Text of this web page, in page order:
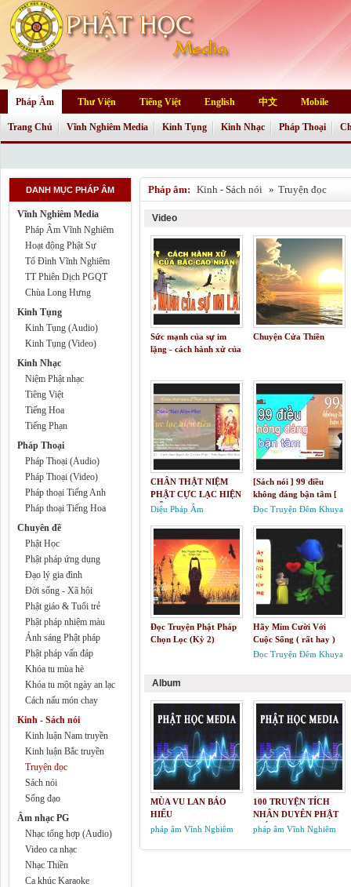
Pháp Âm Thư Viện Tiếng Việt English 中文 Mobile
Trang Chủ Vĩnh Nghiêm Media Kinh Tụng Kinh Nhạc Pháp Thoại
DANH MỤC PHÁP ÂM
Vĩnh Nghiêm Media
Pháp Âm Vĩnh Nghiêm
Hoạt động Phật Sự
Tổ Đình Vĩnh Nghiêm
TT Phiên Dịch PGQT
Chùa Long Hưng
Kinh Tụng
Kinh Tụng (Audio)
Kinh Tụng (Video)
Kinh Nhạc
Niệm Phật nhạc
Tiêng Việt
Tiếng Hoa
Tiếng Phạn
Pháp Thoại
Pháp Thoại (Audio)
Pháp Thoại (Video)
Pháp thoại Tiếng Anh
Pháp thoại Tiếng Hoa
Chuyên đề
Phật Học
Phật pháp ứng dụng
Đạo lý gia đình
Đời sống - Xã hội
Phật giáo & Tuổi trẻ
Phật pháp nhiệm màu
Ánh sáng Phật pháp
Phật pháp vấn đáp
Khóa tu mùa hè
Khóa tu một ngày an lạc
Cách nấu món chay
Kinh - Sách nói
Kinh luận Nam truyền
Kinh luận Bắc truyền
Truyện đọc
Sách nói
Sống đạo
Âm nhạc PG
Nhạc tổng hợp (Audio)
Video ca nhạc
Nhạc Thiền
Ca khúc Karaoke
Pháp âm: Kinh - Sách nói » Truyện đọc
Video
Sức mạnh của sự im
lặng - cách hành xử của
Chuyện Cửa Thiền
CHÂN THẬT NIỆM
PHẬT CỰC LẠC HIỆN
TIỀN - Tịnh Độ Tông
Diệu Pháp Âm
[Sách nói ] 99 điều
không đáng bận tâm [
tập 1]
Đọc Truyện Đêm Khuya
Đọc Truyện Phật Pháp
Chọn Lọc (Kỳ 2)
Hãy Mỉm Cười Với
Cuộc Sống ( rất hay )
Đọc Truyện Đêm Khuya
Album
MÙA VU LAN BÁO
HIẾU
pháp âm Vĩnh Nghiêm
100 TRUYỆN TÍCH
NHÂN DUYÊN PHẬT
GIÁO
pháp âm Vĩnh Nghiêm